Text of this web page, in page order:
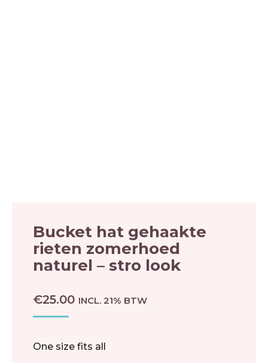
Bucket hat gehaakte
rieten zomerhoed
naturel – stro look
€25.00 INCL. 21% BTW
One size fits all